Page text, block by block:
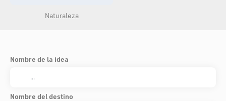
Naturaleza
Nombre de la idea
Nombre del destino